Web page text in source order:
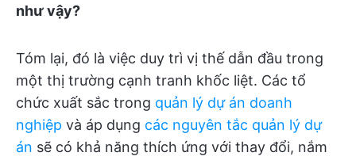
như vậy?
Tóm lại, đó là việc duy trì vị thế dẫn đầu trong
một thị trường cạnh tranh khốc liệt. Các tổ
chức xuất sắc trong quản lý dự án doanh
nghiệp và áp dụng các nguyên tắc quản lý dự
án sẽ có khả năng thích ứng với thay đổi, nắm